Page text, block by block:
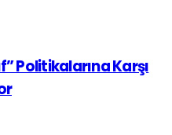
Politikalarına Karşı